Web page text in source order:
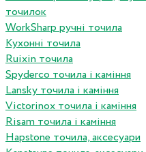
точилок
WorkSharp ручні точила
Кухонні точила
Ruixin точила
Spyderco точила і каміння
Lansky точила і каміння
Victorinox точила і каміння
Risam точила і каміння
Hapstone точила, аксесуари